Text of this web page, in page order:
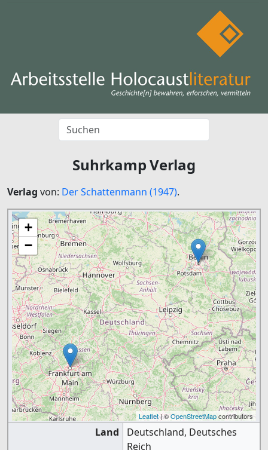
Suhrkamp Verlag
Verlag von: Der Schattenmann (1947).
+
−
Leaflet| ©OpenStreetMapcontributors
Land
Deutschland, Deutsches
Reich